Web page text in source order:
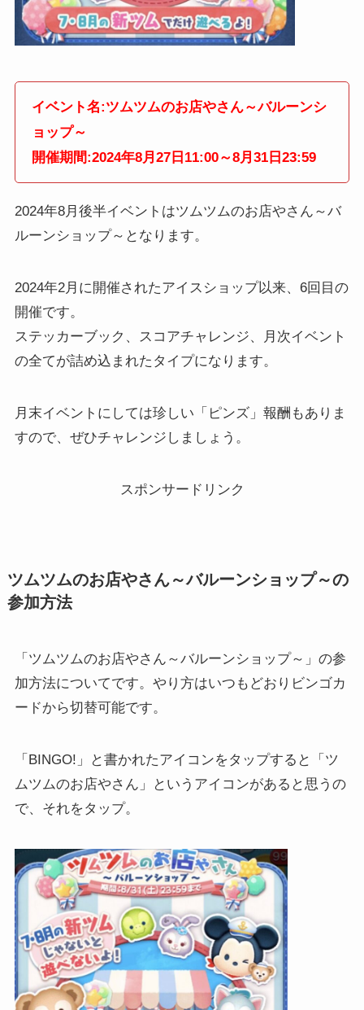
イベント名:ツムツムのお店やさん～バルーンシ
ョップ～
開催期間:2024年8月27日11:00～8月31日23:59
2024年8月後半イベントはツムツムのお店やさん～バ
ルーンショップ～となります。
2024年2月に開催されたアイスショップ以来、6回目の
開催です。
ステッカーブック、スコアチャレンジ、月次イベント
の全てが詰め込まれたタイプになります。
月末イベントにしては珍しい「ピンズ」報酬もありま
すので、ぜひチャレンジしましょう。
スポンサードリンク
ツムツムのお店やさん～バルーンショップ～の
参加方法
「ツムツムのお店やさん～バルーンショップ～」の参
加方法についてです。やり方はいつもどおりビンゴカ
ードから切替可能です。
「BINGO!」と書かれたアイコンをタップすると「ツ
ムツムのお店やさん」というアイコンがあると思うの
で、それをタップ。